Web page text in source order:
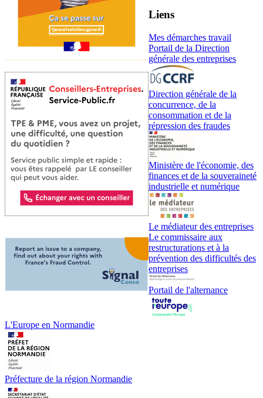
Liens
Mes démarches travail
Portail de la Direction
générale des entreprises
Direction générale de la
concurrence, de la
consommation et de la
répression des fraudes
Ministère de l'économie, des
finances et de la souveraineté
industrielle et numérique
Le médiateur des entreprises
Le commissaire aux
restructurations et à la
prévention des difficultés des
entreprises
Portail de l'alternance
L'Europe en Normandie
Préfecture de la région Normandie